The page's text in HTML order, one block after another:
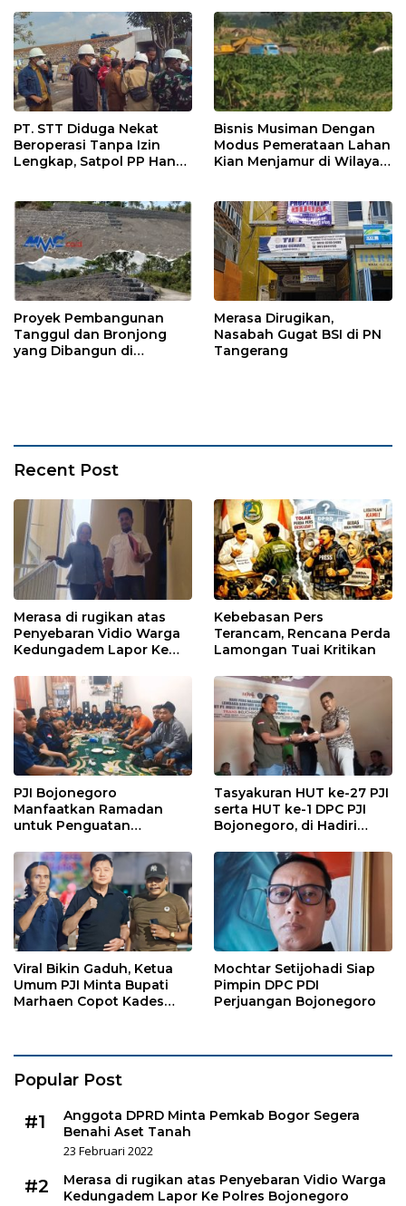
PT. STT Diduga Nekat
Beroperasi Tanpa Izin
Lengkap, Satpol PP Hanya
Bisnis Musiman Dengan
Modus Pemerataan Lahan
Kian Menjamur di Wilayah
Proyek Pembangunan
Tanggul dan Bronjong
yang Dibangun di
Merasa Dirugikan,
Nasabah Gugat BSI di PN
Tangerang
Recent Post
Merasa di rugikan atas
Penyebaran Vidio Warga
Kedungadem Lapor Ke
Kebebasan Pers
Terancam, Rencana Perda
Lamongan Tuai Kritikan
PJI Bojonegoro
Manfaatkan Ramadan
untuk Penguatan
Kebersamaan
Tasyakuran HUT ke-27 PJI
serta HUT ke-1 DPC PJI
Bojonegoro, di Hadiri
Viral Bikin Gaduh, Ketua
Umum PJI Minta Bupati
Marhaen Copot Kades
Mochtar Setijohadi Siap
Pimpin DPC PDI
Perjuangan Bojonegoro
Popular Post
#1
Anggota DPRD Minta Pemkab Bogor Segera
Benahi Aset Tanah
23 Februari 2022
#2
Merasa di rugikan atas Penyebaran Vidio Warga
Kedungadem Lapor Ke Polres Bojonegoro